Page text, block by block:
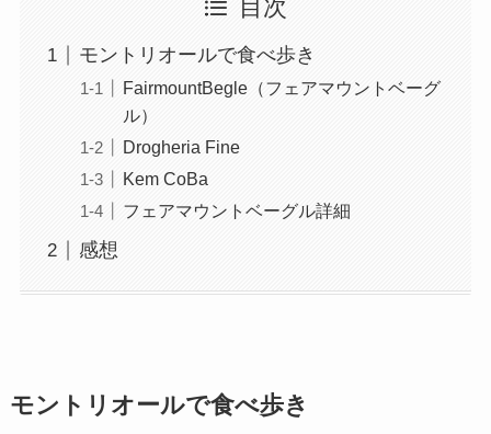
目次
モントリオールで食べ歩き
FairmountBegle（フェアマウントベーグ
ル）
Drogheria Fine
Kem CoBa
フェアマウントベーグル詳細
感想
モントリオールで食べ歩き